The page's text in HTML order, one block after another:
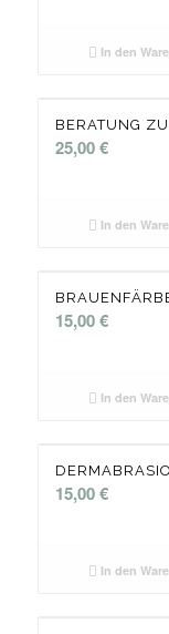
In den
BERATUNG
25,00€
In den
15,00€
In den
15,00€
In den